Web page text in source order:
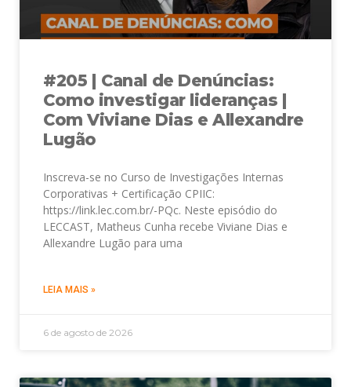
#205 | Canal de Denúncias:
Como investigar lideranças |
Com Viviane Dias e Allexandre
Lugão
Inscreva-se no Curso de Investigações Internas
Corporativas + Certificação CPIIC:
https://link.lec.com.br/-PQc. Neste episódio do
LECCAST, Matheus Cunha recebe Viviane Dias e
Allexandre Lugão para uma
LEIA MAIS »
6 de agosto de 2026